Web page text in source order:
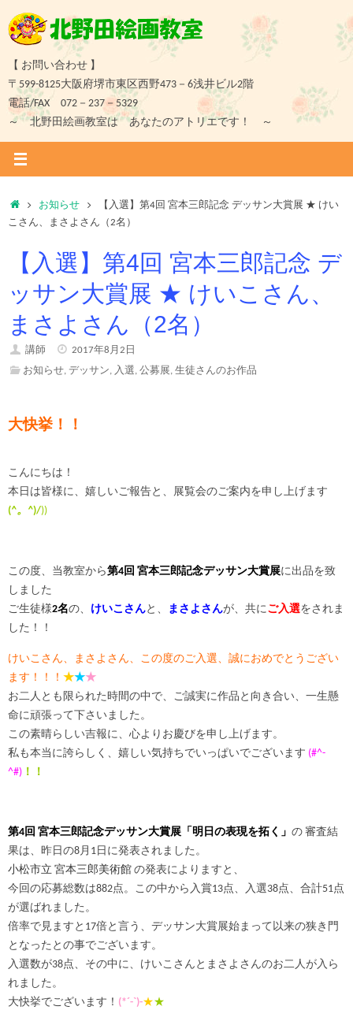
ン
ツ
へ
キ
プ
【 お問い合わせ 】
〒599-8125大阪府堺市東区西野473－6浅井ビル2階
電話/FAX 072－237－5329
～ 北野田絵画教室は あなたのアトリエです！ ～
ホ
ー
お知らせ
【入選】第4回 宮本三郎記念 デッサン大賞展 ★ けい
こさん、まさよさん（2名）
【入選】第4回 宮本三郎記念 デ
ッサン大賞展 ★ けいこさん、
まさよさん（2名）
講師
2017年8月2日
お知らせ, デッサン, 入選, 公募展, 生徒さんのお作品
大快挙！！
こんにちは！
本日は皆様に、嬉しいご報告と、展覧会のご案内を申し上げます
(^。^)/))
この度、当教室から第4回 宮本三郎記念デッサン大賞展に出品を致
しました
ご生徒様2名の、 けいこさんと、 まさよさんが、共にご入選をされま
した！！
けいこさん、まさよさん、この度のご入選、誠におめでとうござい
ます！！！ ★★★
お二人とも限られた時間の中で、ご誠実に作品と向き合い、一生懸
命に頑張って下さいました。
この素晴らしい吉報に、心よりお慶びを申し上げます。
私も本当に誇らしく、嬉しい気持ちでいっぱいでございます (#^-
^#) ！！
第4回 宮本三郎記念デッサン大賞展「明日の表現を拓く」 の 審査結
果は、昨日の8月1日に発表されました。
小松市立 宮本三郎美術館 の発表によりますと、
今回の応募総数は882点。この中から入賞13点、入選38点、合計51点
が選ばれました。
倍率で見ますと17倍と言う、デッサン大賞展始まって以来の狭き門
となったとの事でございます。
入選数が38点、その中に、けいこさんとまさよさんのお二人が入ら
れました。
大快挙でございます！ (*´-`)-★★